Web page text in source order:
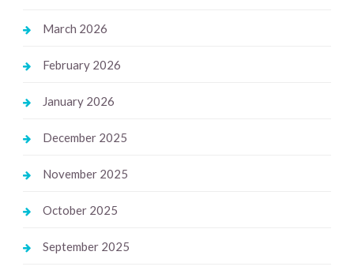
March 2026
February 2026
January 2026
December 2025
November 2025
October 2025
September 2025